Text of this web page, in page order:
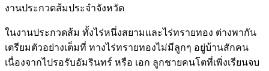
งานประกวดส้มประจำจังหวัด
ในงานประกวดส้ม ทั้งไร่หนึ่งสยามและไร่ทรายทอง ต่างพากัน
เตรียมตัวอย่างเต็มที่ ทางไร่ทรายทองไม่มีลูกๆ อยู่บ้านสักคน
เนื่องจากไปรอรับอัมรินทร์ หรือ เอก ลูกชายคนโตที่เพิ่งเรียนจบ